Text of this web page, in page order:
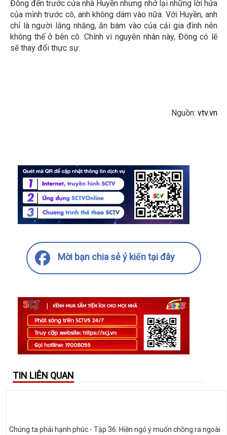
Đông đến trước cửa nhà Huyền nhưng nhớ lại những lời hứa
của mình trước cô, anh không dám vào nữa. Với Huyền, anh
chỉ là người lăng nhăng, ăn bám vào của cải gia đình nên
không thể ở bên cô. Chính vì nguyên nhân này, Đông có lẽ
sẽ thay đổi thực sự.
Nguồn: vtv.vn
Mời bạn chia sẻ ý kiến tại đây
TIN LIÊN QUAN
Chúng ta phải hạnh phúc - Tập 36: Hiền ngỏ ý muốn chồng ra ngoài